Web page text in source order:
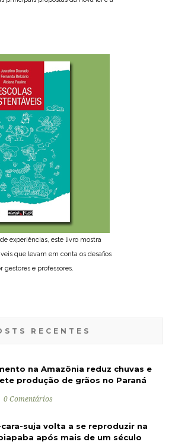
experiências, este livro mostra
que levam em conta os desafios
e professores.
RECENTES
na Amazônia reduz chuvas e
produção de grãos no Paraná
0 Comentários
suja volta a se reproduzir na
após mais de um século